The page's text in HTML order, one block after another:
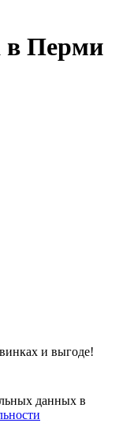
в Перми
и выгоде!
данных в